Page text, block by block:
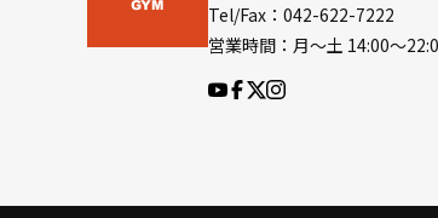
Tel/Fax：042-622-7222
営業時間：月〜土 14:00〜